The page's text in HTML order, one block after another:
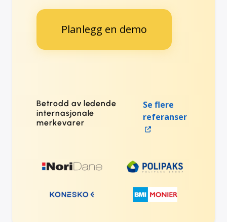
Planlegg en demo
Betrodd av ledende
internasjonale
merkevarer
Se flere
referanser